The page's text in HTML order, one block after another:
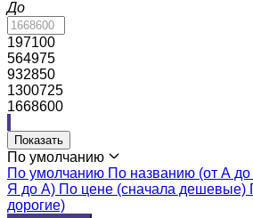
До
197100
564975
932850
1300725
1668600
Показать
По умолчанию
По умолчанию По названию (от А
Я до А) По цене (сначала дешевые)
дорогие)